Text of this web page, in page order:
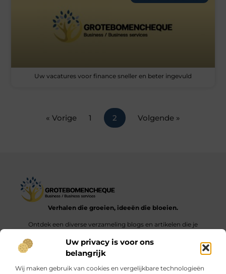
Uw privacy is voor ons
belangrijk
Wij maken gebruik van cookies en vergelijkbare technologieën
Uw vacatures voor finance sneller en beter ingevuld
« Vorige 1 2 Volgende »
Verhalen die groeien, ideeën die bloeien.
Ontdek een diverse verzameling blogs en artikelen die je
dagelijks leven.